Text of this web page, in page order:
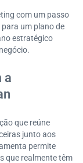
com um passo
para um plano de
estratégico
a
que reúne
junto aos
permite
que realmente têm